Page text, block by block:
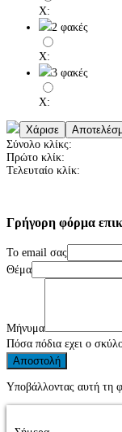
X:
2 φακές
X:
3 φακές
X:
Σύνολο κλίκς:
Πρώτο κλίκ:
Τελευταίο κλίκ:
Γρήγορη φόρμα
Το email σας
Θέμα
Μήνυμα
Πόσα πόδια εχει ο
Υποβάλλοντας αυτή τη